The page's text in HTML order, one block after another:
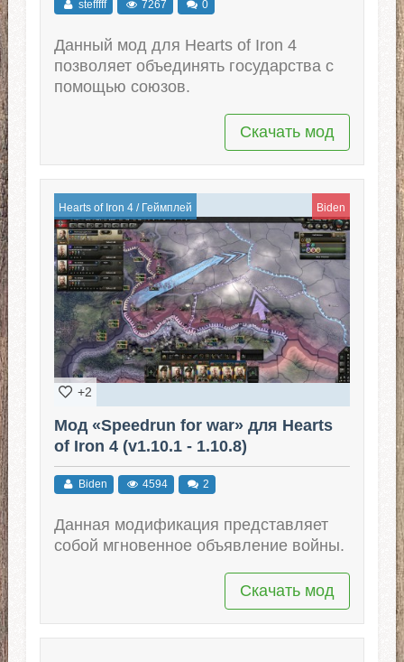
stefffff 7267 0
Данный мод для Hearts of Iron 4
позволяет объединять государства с
помощью союзов.
Скачать мод
Hearts of Iron 4/ Геймплей Biden
+2
Мод «Speedrun for war» для Hearts
of Iron 4 (v1.10.1 - 1.10.8)
Biden 4594 2
Данная модификация представляет
собой мгновенное объявление войны.
Скачать мод